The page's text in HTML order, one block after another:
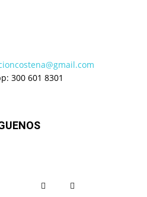
300 601 8301